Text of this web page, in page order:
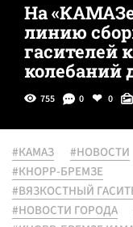
На
линию
гасителей
колебаний
755 0 0
#КАМАЗ #НОВОСТИ
#КНОРР-БРЕМЗЕ
#ВЯЗКОСТНЫЙ
#НОВОСТИ ГОРОДА